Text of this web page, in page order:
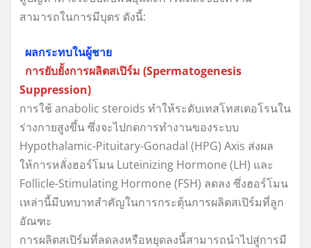
สามารถในการมีบุตร ดังนี้:
ผลกระทบในผู้ชาย
การยับยั้งการผลิตสเปิร์ม (Spermatogenesis
Suppression)
การใช้ anabolic steroids ทำให้ระดับเทสโทสเตอโรนใน
ร่างกายสูงขึ้น ซึ่งจะไปกดการทำงานของระบบ
Hypothalamic-Pituitary-Gonadal (HPG) Axis ส่งผล
ให้การหลั่งฮอร์โมน Luteinizing Hormone (LH) และ
Follicle-Stimulating Hormone (FSH) ลดลง ซึ่งฮอร์โมน
เหล่านี้มีบทบาทสำคัญในการกระตุ้นการผลิตสเปิร์มที่ลูก
อัณฑะ
การผลิตสเปิร์มที่ลดลงหรือหยุดลงนี้สามารถนำไปสู่การมี